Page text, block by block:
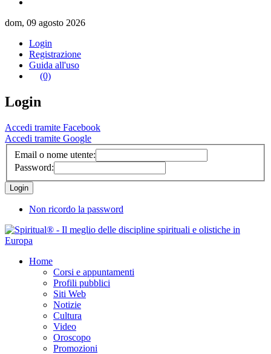
dom, 09 agosto 2026
Login
Registrazione
Guida all'uso
(0)
Login
Accedi tramite Facebook
Accedi tramite Google
Email o nome utente:
Password:
Non ricordo la password
Home
Corsi e appuntamenti
Profili pubblici
Siti Web
Notizie
Cultura
Video
Oroscopo
Promozioni